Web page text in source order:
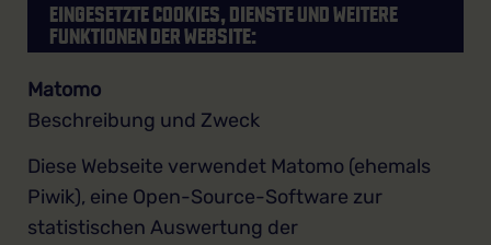
EINGESETZTE COOKIES, DIENSTE UND WEITERE
FUNKTIONEN DER WEBSITE:
Matomo
Beschreibung und Zweck
Diese Webseite verwendet Matomo (ehemals
Piwik), eine Open-Source-Software zur
statistischen Auswertung der